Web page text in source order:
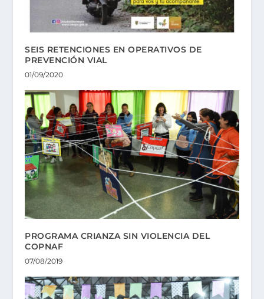
SEIS RETENCIONES EN OPERATIVOS DE
PREVENCIÓN VIAL
01/09/2020
PROGRAMA CRIANZA SIN VIOLENCIA DEL
COPNAF
07/08/2019